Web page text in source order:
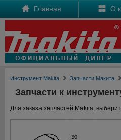
Главная О
Инструмент Makita Запчасти Макита
Запчасти к
Для заказа запчастей Makita,